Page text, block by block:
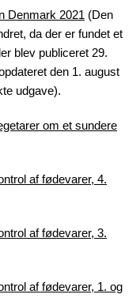
Denmark 2021 (Den
da der er fundet et
blev publiceret 29.
den 1. august
udgave).
om et sundere
af fødevarer, 4.
af fødevarer, 3.
af fødevarer, 1. og